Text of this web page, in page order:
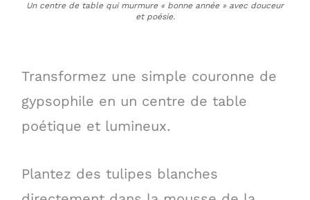
Un centre de table qui murmure « bonne année » avec douceur
et poésie.
Transformez une simple couronne de
gypsophile en un centre de table
poétique et lumineux.
Plantez des tulipes blanches